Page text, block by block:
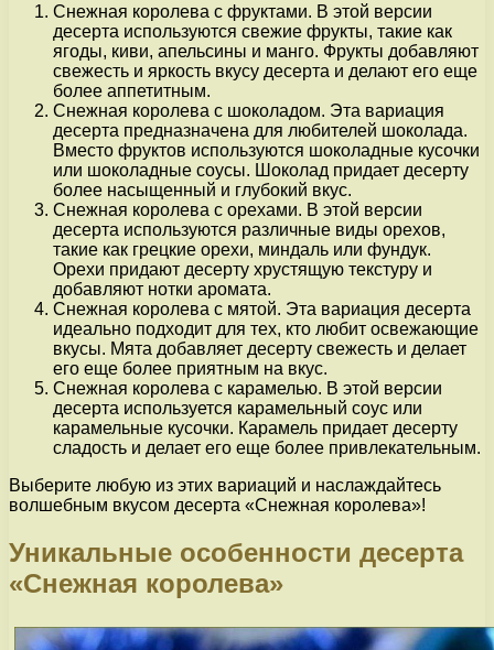
Снежная королева с фруктами. В этой версии
десерта используются свежие фрукты, такие как
ягоды, киви, апельсины и манго. Фрукты добавляют
свежесть и яркость вкусу десерта и делают его еще
более аппетитным.
Снежная королева с шоколадом. Эта вариация
десерта предназначена для любителей шоколада.
Вместо фруктов используются шоколадные кусочки
или шоколадные соусы. Шоколад придает десерту
более насыщенный и глубокий вкус.
Снежная королева с орехами. В этой версии
десерта используются различные виды орехов,
такие как грецкие орехи, миндаль или фундук.
Орехи придают десерту хрустящую текстуру и
добавляют нотки аромата.
Снежная королева с мятой. Эта вариация десерта
идеально подходит для тех, кто любит освежающие
вкусы. Мята добавляет десерту свежесть и делает
его еще более приятным на вкус.
Снежная королева с карамелью. В этой версии
десерта используется карамельный соус или
карамельные кусочки. Карамель придает десерту
сладость и делает его еще более привлекательным.
Выберите любую из этих вариаций и наслаждайтесь
волшебным вкусом десерта «Снежная королева»!
Уникальные особенности десерта
«Снежная королева»